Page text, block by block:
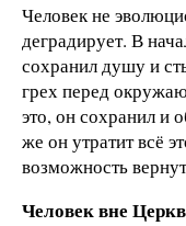
Человек не
деградирует. В
сохранил душу и
грех перед
это, он сохранил и
же он утратит всё
возможность
Человек вне